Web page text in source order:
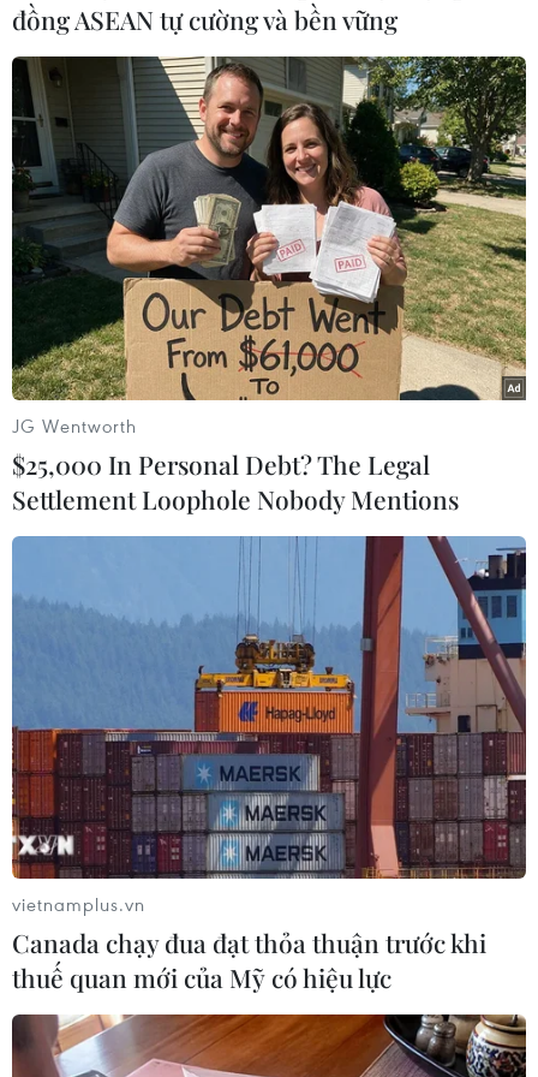
#Phạm Chí Dũng
#Công an Thành phố Hồ Chí Minh
TIN LIÊN QUAN
đồng ASEAN tự cường và bền vững
JG Wentworth
$25,000 In Personal Debt? The Legal
Settlement Loophole Nobody Mentions
vietnamplus.vn
Canada chạy đua đạt thỏa thuận trước khi
thuế quan mới của Mỹ có hiệu lực